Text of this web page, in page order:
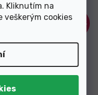
Kliknutím na
veškerým cookies
–20 %